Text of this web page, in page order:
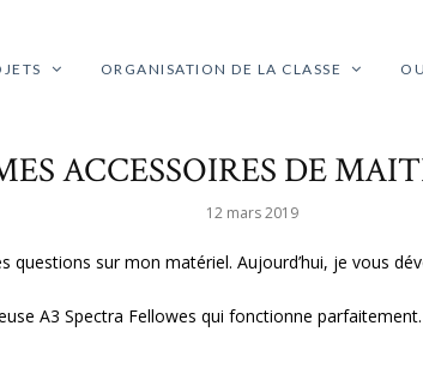
ORGANISATION DE LA CLASSE
ACCESSOIRES DE
12 mars 2019
questions sur mon matériel. Aujourd’hui, je vous
A3 Spectra Fellowes qui fonctionne